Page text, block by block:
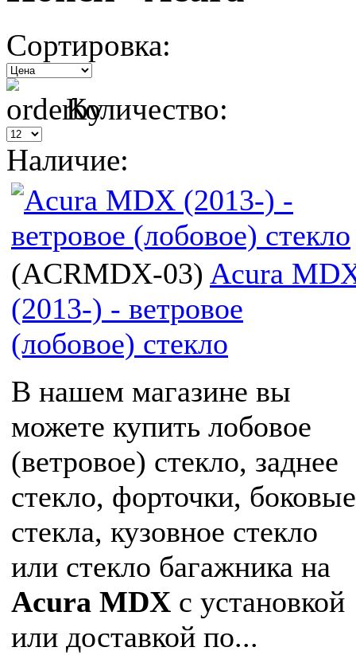
Сортировка:
Количество:
Наличие:
(ACRMDX-03) Acura
(2013-) - ветровое
(лобовое) стекло
В нашем магазине вы
можете купить лобовое
(ветровое) стекло, заднее
стекло, форточки, боковые
стекла, кузовное стекло
или стекло багажника на
Acura MDX с установкой
или доставкой по...